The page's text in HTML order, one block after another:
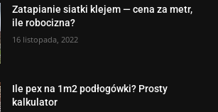
Zatapianie siatki klejem — cena za metr,
ile robocizna?
16 listopada, 2022
Ile pex na 1m2 podłogówki? Prosty
kalkulator